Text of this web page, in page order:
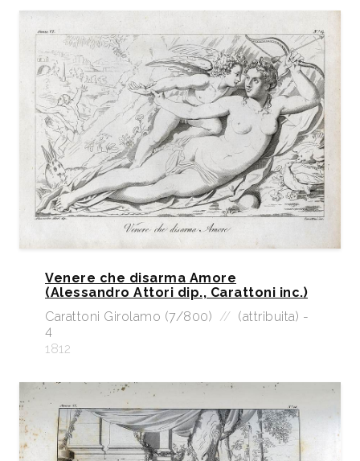
Venere che disarma Amore
(Alessandro Attori dip., Carattoni inc.)
Carattoni Girolamo (7/800) // (attribuita) -
4
1812